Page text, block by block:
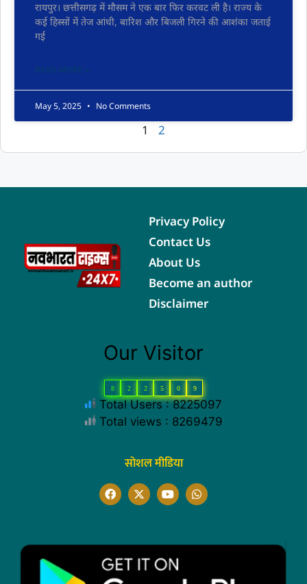
रायपुर। छत्तीसगढ़ में मौसम ने एक बार फिर करवट ली है। राज्य के
कई हिस्सों में तेज आंधी, बारिश और बिजली गिरने की आशंका जताई
गई
READ MORE »
May 5, 2025 No Comments
1 2
Privacy Policy
Contact Us
About Us
Become an author
Disclaimer
Our Visitor
8 2 2 5 0 9
Total Users : 8225097
Total views : 8269479
सोशल मीडिया